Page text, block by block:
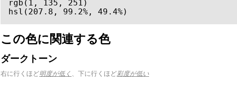
rgb(1, 135, 251)
hsl(207.8, 99.2%, 49.4%)
この色に関連する色
ダークトーン
右に行くほど明度が低く 、下に行くほど彩度が低い